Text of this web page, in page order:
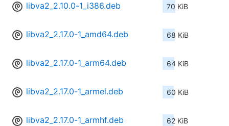
libva2_2.10.0-1_i386.deb 70 KiB
libva2_2.17.0-1_amd64.deb 68 KiB
libva2_2.17.0-1_arm64.deb 64 KiB
libva2_2.17.0-1_armel.deb 60 KiB
libva2_2.17.0-1_armhf.deb 62 KiB